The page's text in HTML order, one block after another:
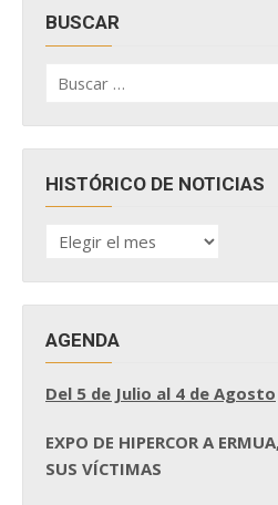
BUSCAR
por:
HISTÓRICO DE NOTICIAS
HISTÓRICO
DE
AGENDA
Del 5 de Julio al 4 de Agosto
EXPO DE HIPERCOR A
SUS VÍCTIMAS